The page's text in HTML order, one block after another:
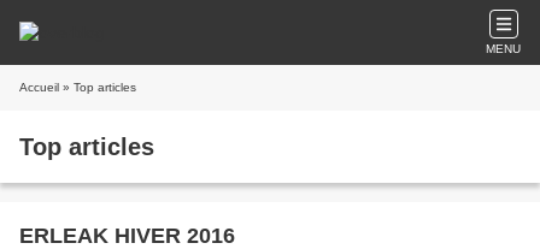
MENU
Accueil » Top articles
Top articles
ERLEAK HIVER 2016